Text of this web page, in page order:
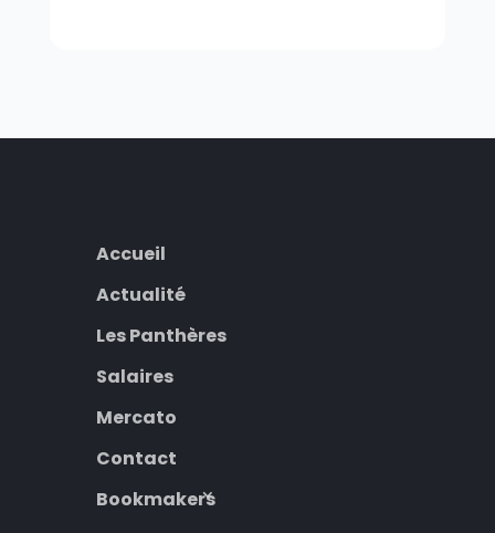
Accueil
Actualité
Les Panthères
Salaires
Mercato
Contact
Bookmakers